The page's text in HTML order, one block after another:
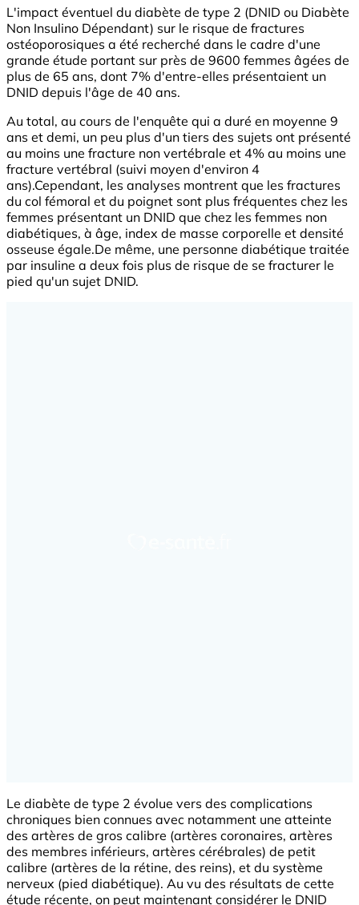
L'impact éventuel du diabète de type 2 (DNID ou Diabète
Non Insulino Dépendant) sur le risque de fractures
ostéoporosiques a été recherché dans le cadre d'une
grande étude portant sur près de 9600 femmes âgées de
plus de 65 ans, dont 7% d'entre-elles présentaient un
DNID depuis l'âge de 40 ans.
Au total, au cours de l'enquête qui a duré en moyenne 9
ans et demi, un peu plus d'un tiers des sujets ont présenté
au moins une fracture non vertébrale et 4% au moins une
fracture vertébral (suivi moyen d'environ 4
ans).Cependant, les analyses montrent que les fractures
du col fémoral et du poignet sont plus fréquentes chez les
femmes présentant un DNID que chez les femmes non
diabétiques, à âge, index de masse corporelle et densité
osseuse égale.De même, une personne diabétique traitée
par insuline a deux fois plus de risque de se fracturer le
pied qu'un sujet DNID.
Le diabète de type 2 évolue vers des complications
chroniques bien connues avec notamment une atteinte
des artères de gros calibre (artères coronaires, artères
des membres inférieurs, artères cérébrales) de petit
calibre (artères de la rétine, des reins), et du système
nerveux (pied diabétique). Au vu des résultats de cette
étude récente, on peut maintenant considérer le DNID